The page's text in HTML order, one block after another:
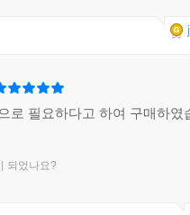
로 필요하다고 하여 구매하였
되었나요?